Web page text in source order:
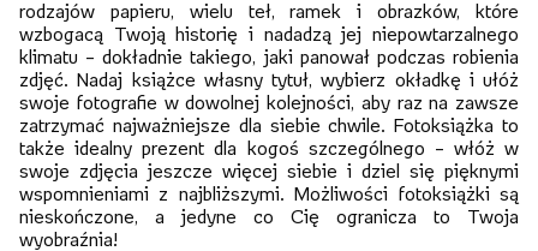
rodzajów papieru, wielu teł, ramek i obrazków, które
wzbogacą Twoją historię i nadadzą jej niepowtarzalnego
klimatu – dokładnie takiego, jaki panował podczas robienia
zdjęć. Nadaj książce własny tytuł, wybierz okładkę i ułóż
swoje fotografie w dowolnej kolejności, aby raz na zawsze
zatrzymać najważniejsze dla siebie chwile. Fotoksiążka to
także idealny prezent dla kogoś szczególnego – włóż w
swoje zdjęcia jeszcze więcej siebie i dziel się pięknymi
wspomnieniami z najbliższymi. Możliwości fotoksiążki są
nieskończone, a jedyne co Cię ogranicza to Twoja
wyobraźnia!